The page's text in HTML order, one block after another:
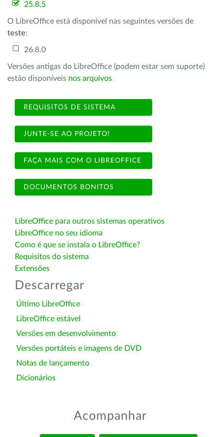
25.8.5
O LibreOffice está disponível nas seguintes versões de
teste:
26.8.0
Versões antigas do LibreOffice (podem estar sem suporte)
estão disponíveis nos arquivos
REQUISITOS DE SISTEMA
JUNTE-SE AO PROJETO!
FAÇA MAIS COM O LIBREOFFICE
DOCUMENTOS BONITOS
LibreOffice para outros sistemas operativos
LibreOffice no seu idioma
Como é que se instala o LibreOffice?
Requisitos do sistema
Extensões
Descarregar
Último LibreOffice
LibreOffice estável
Versões em desenvolvimento
Versões portáteis e imagens de DVD
Notas de lançamento
Dicionários
Acompanhar